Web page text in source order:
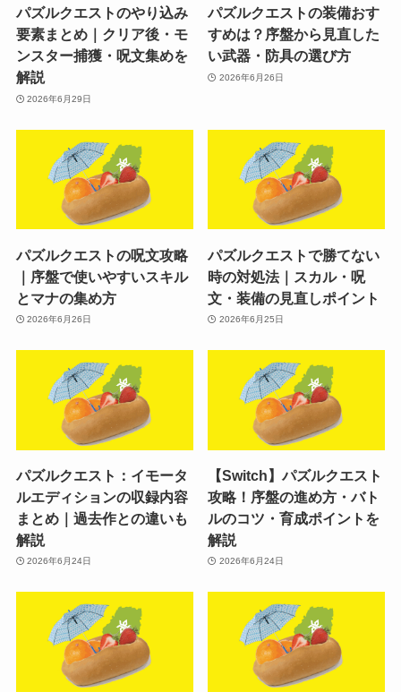
パズルクエストのやり込み
要素まとめ｜クリア後・モ
ンスター捕獲・呪文集めを
解説
2026年6月29日
パズルクエストの装備おす
すめは？序盤から見直した
い武器・防具の選び方
2026年6月26日
パズルクエストの呪文攻略
｜序盤で使いやすいスキル
とマナの集め方
2026年6月26日
パズルクエストで勝てない
時の対処法｜スカル・呪
文・装備の見直しポイント
2026年6月25日
パズルクエスト：イモータ
ルエディションの収録内容
まとめ｜過去作との違いも
解説
2026年6月24日
【Switch】パズルクエスト
攻略！序盤の進め方・バト
ルのコツ・育成ポイントを
解説
2026年6月24日